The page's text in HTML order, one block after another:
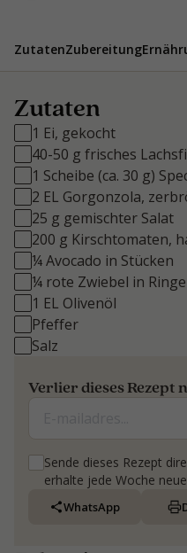
ZutatenZubereitung
Zutaten
1 Ei, gekocht
40-50 g frisches
1 Scheibe (ca. 30 g)
2 EL Gorgonzola,
25 g gemischter Salat
200 g Kirschtomaten,
¼ Avocado in Stücken
¼ rote Zwiebel in
1 EL Olivenöl
Pfeffer
Salz
Verlier dieses Rezept
Sende dieses Rezept
erhalte jede Woche
WhatsApp